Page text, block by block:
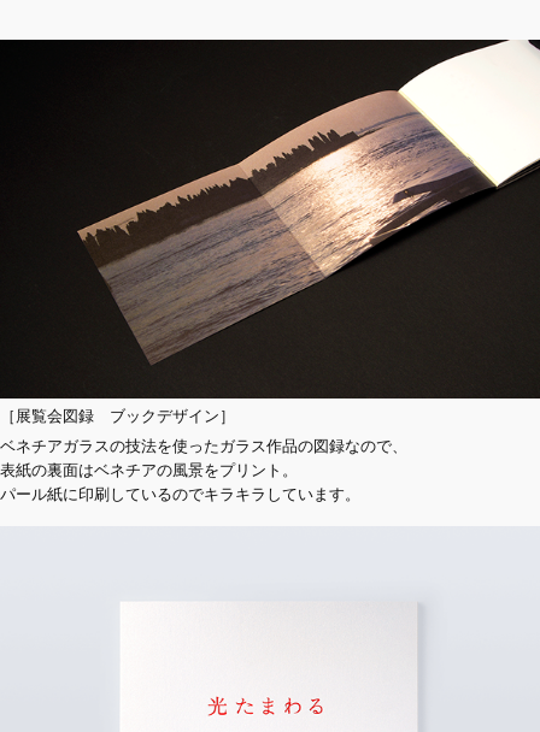
［展覧会図録 ブックデザイン］
ベネチアガラスの技法を使ったガラス作品の図録なので、
表紙の裏面はベネチアの風景をプリント。
パール紙に印刷しているのでキラキラしています。